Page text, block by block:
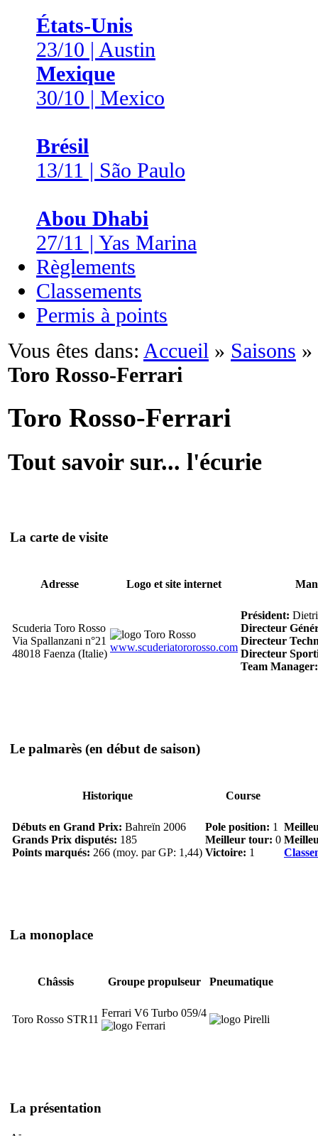
États-Unis
23/10 | Austin
Mexique
30/10 | Mexico
Brésil
13/11 | São Paulo
Abou Dhabi
27/11 | Yas Marina
Règlements
Classements
Permis à points
Vous êtes dans: Accueil » Saisons »
Toro Rosso-Ferrari
Toro Rosso-Ferrari
Tout savoir sur... l'écurie
La carte de visite
Adresse Logo et site internet
Scuderia Toro Rosso
Via Spallanzani n°21
48018 Faenza (Italie)
www.scuderiatororosso.com
Président:
Directeur
Directeur
Directeur
Team Manager:
Le palmarès (en début de saison)
Historique Course
Débuts en Grand Prix: Bahreïn 2006
Grands Prix disputés: 185
Points marqués: 266 (moy. par GP: 1,44)
Pole position: 1
Meilleur tour: 0
Victoire: 1
La monoplace
Châssis Groupe propulseur Pneumatique
Toro Rosso STR11
Ferrari V6 Turbo 059/4
La présentation